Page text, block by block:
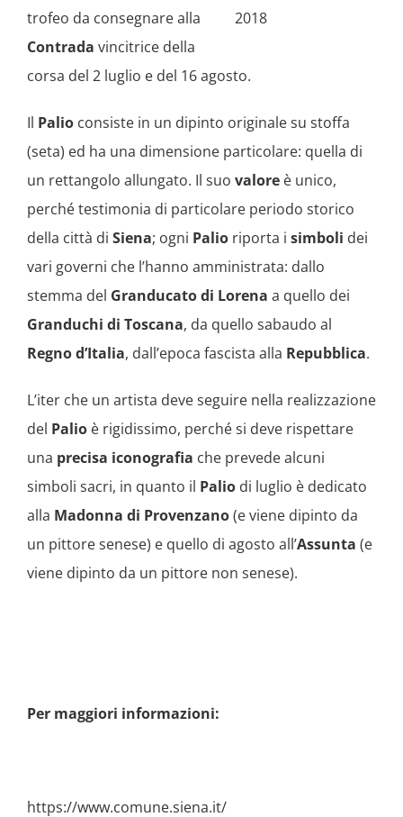
2018
trofeo da consegnare alla
Contrada vincitrice della
corsa del 2 luglio e del 16 agosto.
Il Palio consiste in un dipinto originale su stoffa
(seta) ed ha una dimensione particolare: quella di
un rettangolo allungato. Il suo valore è unico,
perché testimonia di particolare periodo storico
della città di Siena; ogni Palio riporta i simboli dei
vari governi che l’hanno amministrata: dallo
stemma del Granducato di Lorena a quello dei
Granduchi di Toscana, da quello sabaudo al
Regno d’Italia, dall’epoca fascista alla Repubblica.
L’iter che un artista deve seguire nella realizzazione
del Palio è rigidissimo, perché si deve rispettare
una precisa iconografia che prevede alcuni
simboli sacri, in quanto il Palio di luglio è dedicato
alla Madonna di Provenzano(e viene dipinto da
un pittore senese) e quello di agosto all’Assunta (e
viene dipinto da un pittore non senese).
Per maggiori informazioni:
https://www.comune.siena.it/